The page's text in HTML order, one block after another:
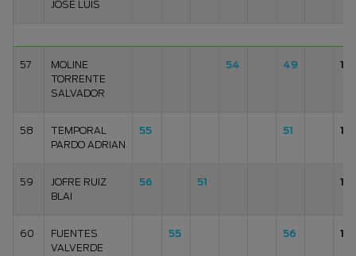
JOSE LUIS
57
MOLINE
TORRENTE
SALVADOR
54 49
58
TEMPORAL
PARDO ADRIAN
55 51
59
JOFRE RUIZ
BLAI
56 51
60
FUENTES
VALVERDE
55 56 111